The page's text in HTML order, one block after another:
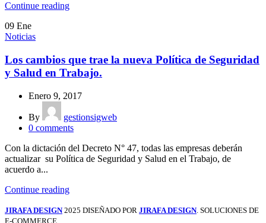
Continue reading
09 Ene
Noticias
Los cambios que trae la nueva Política de Seguridad
y Salud en Trabajo.
Enero 9, 2017
By
gestionsigweb
0 comments
Con la dictación del Decreto N° 47, todas las empresas deberán
actualizar su Política de Seguridad y Salud en el Trabajo, de
acuerdo a...
Continue reading
JIRAFA DESIGN 2025 DISEÑADO POR JIRAFA DESIGN. SOLUCIONES DE
E-COMMERCE